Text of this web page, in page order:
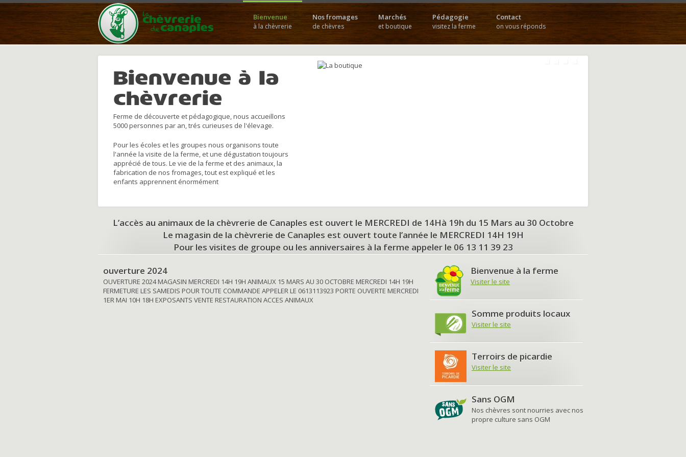
Bienvenue
à la chèvrerie
Nos fromages
de chèvres
Marchés
et boutique
Pédagogie
visitez la ferme
Contact
on vous réponds
Bienvenue à la
chèvrerie
Ferme de découverte et pédagogique, nous accueillons
5000 personnes par an, trés curieuses de l'élevage.
Pour les écoles et les groupes nous organisons toute
l'année la visite de la ferme, et une dégustation toujours
apprécié de tous. Le vie de la ferme et des animaux, la
fabrication de nos fromages, tout est expliqué et les
enfants apprennent énormément
L’accès au animaux de la chèvrerie de Canaples est ouvert le MERCREDI de 14Hà 19h du 15 Mars au 30 Octobre
Le magasin de la chèvrerie de Canaples est ouvert toute l’année le MERCREDI 14H 19H
Pour les visites de groupe ou les anniversaires à la ferme appeler le 06 13 11 39 23
ouverture 2024
OUVERTURE 2024 MAGASIN MERCREDI 14H 19H ANIMAUX 15 MARS AU 30 OCTOBRE MERCREDI 14H 19H
FERMETURE LES SAMEDIS POUR TOUTE COMMANDE APPELER LE 0613113923 PORTE OUVERTE MERCREDI
1ER MAI 10H 18H EXPOSANTS VENTE RESTAURATION ACCES ANIMAUX
Bienvenue à la ferme
Visiter le site
Somme produits locaux
Visiter le site
Terroirs de picardie
Visiter le site
Sans OGM
Nos chèvres sont nourries avec nos
propre culture sans OGM